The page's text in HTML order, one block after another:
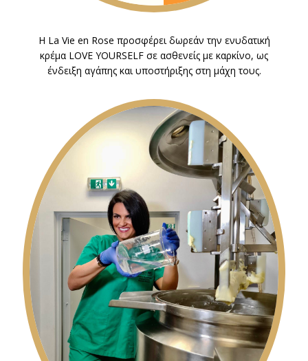
Η La Vie en Rose προσφέρει δωρεάν την ενυδατική
κρέμα LOVE YOURSELF σε ασθενείς με καρκίνο, ως
ένδειξη αγάπης και υποστήριξης στη μάχη τους.